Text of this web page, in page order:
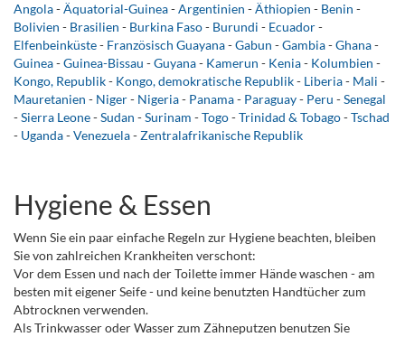
Angola-Äquatorial-Guinea-Argentinien -Äthiopien - Benin -
Bolivien - Brasilien - Burkina Faso- Burundi - Ecuador-
Elfenbeinküste- Französisch Guayana-Gabun -Gambia-Ghana-
Guinea-Guinea-Bissau -Guyana- Kamerun - Kenia- Kolumbien -
Kongo, Republik- Kongo, demokratische Republik- Liberia- Mali -
Mauretanien - Niger- Nigeria- Panama- Paraguay- Peru -Senegal
-Sierra Leone-Sudan -Surinam -Togo-Trinidad & Tobago-Tschad
- Uganda-Venezuela-Zentralafrikanische Republik
Hygiene & Essen
Wenn Sie ein paar einfache Regeln zur Hygiene beachten, bleiben
Sie von zahlreichen Krankheiten verschont:
Vor dem Essen und nach der Toilette immer Hände waschen - am
besten mit eigener Seife - und keine benutzten Handtücher zum
Abtrocknen verwenden.
Als Trinkwasser oder Wasser zum Zähneputzen benutzen Sie